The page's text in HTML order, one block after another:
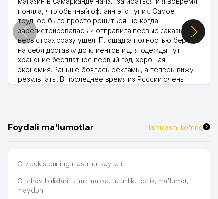
поняла, что обычный офлайн это тупик. Самое
трудное было просто решиться, но когда
зарегистрировалась и отправила первые заказы,
весь страх сразу ушел. Площадка полностью берет
на себя доставку до клиентов и для одежды тут
хранение бесплатное первый год, хорошая
экономия. Раньше боялась рекламы, а теперь вижу
результаты. В последнее время из России очень
Foydali ma'lumotlar Hammasini ko'ring
O'zbekistonning mashhur saytlari
O'lchov birliklari tizimi: massa, uzunlik, tezlik, ma'lumot,
maydon